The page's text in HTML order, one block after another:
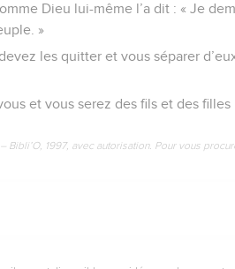
Dieu lui-même l’a dit : « Je
»
les quitter et vous séparer
et vous serez des fils et des
Bibli’O, 1997, avec autorisation. Pour vous